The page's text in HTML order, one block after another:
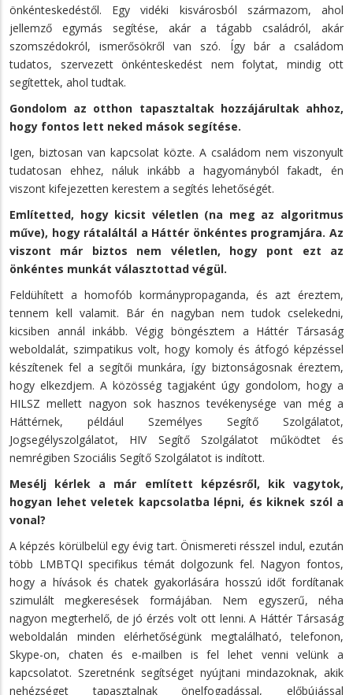
önkénteskedéstől. Egy vidéki kisvárosból származom, ahol
jellemző egymás segítése, akár a tágabb családról, akár
szomszédokról, ismerősökről van szó. Így bár a családom
tudatos, szervezett önkénteskedést nem folytat, mindig ott
segítettek, ahol tudtak.
Gondolom az otthon tapasztaltak hozzájárultak ahhoz,
hogy fontos lett neked mások segítése.
Igen, biztosan van kapcsolat közte. A családom nem viszonyult
tudatosan ehhez, náluk inkább a hagyományból fakadt, én
viszont kifejezetten kerestem a segítés lehetőségét.
Említetted, hogy kicsit véletlen (na meg az algoritmus
műve), hogy rátaláltál a Háttér önkéntes programjára. Az
viszont már biztos nem véletlen, hogy pont ezt az
önkéntes munkát választottad végül.
Feldühített a homofób kormánypropaganda, és azt éreztem,
tennem kell valamit. Bár én nagyban nem tudok cselekedni,
kicsiben annál inkább. Végig böngésztem a Háttér Társaság
weboldalát, szimpatikus volt, hogy komoly és átfogó képzéssel
készítenek fel a segítői munkára, így biztonságosnak éreztem,
hogy elkezdjem. A közösség tagjaként úgy gondolom, hogy a
HILSZ mellett nagyon sok hasznos tevékenysége van még a
Háttérnek, például Személyes Segítő Szolgálatot,
Jogsegélyszolgálatot, HIV Segítő Szolgálatot működtet és
nemrégiben Szociális Segítő Szolgálatot is indított.
Mesélj kérlek a már említett képzésről, kik vagytok,
hogyan lehet veletek kapcsolatba lépni, és kiknek szól a
vonal?
A képzés körülbelül egy évig tart. Önismereti résszel indul, ezután
több LMBTQI specifikus témát dolgozunk fel. Nagyon fontos,
hogy a hívások és chatek gyakorlására hosszú időt fordítanak
szimulált megkeresések formájában. Nem egyszerű, néha
nagyon megterhelő, de jó érzés volt ott lenni. A Háttér Társaság
weboldalán minden elérhetőségünk megtalálható, telefonon,
Skype-on, chaten és e-mailben is fel lehet venni velünk a
kapcsolatot. Szeretnénk segítséget nyújtani mindazoknak, akik
nehézséget tapasztalnak önelfogadással, előbújással